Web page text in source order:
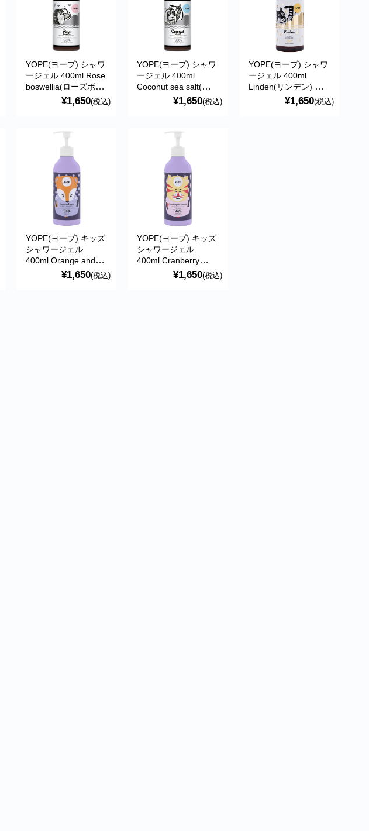
YOPE(ヨープ) シャワ
ージェル 400ml Rose
boswellia(ローズボス
ウェリア) 天然成分
¥1,650(税込)
YOPE(ヨープ) シャワ
ージェル 400ml
Coconut sea salt(ココ
ナッツシーソルト) 天
¥1,650(税込)
YOPE(ヨープ) シャワ
ージェル 400ml
Linden(リンデン) 天
然成分98％¥1,650(税込)
YOPE(ヨープ) キッズ
シャワージェル
400ml Orange and
apple(オレンジ＆アッ
プル) 天然成分94％
¥1,650(税込)
YOPE(ヨープ) キッズ
シャワージェル
400ml Cranberry
and lavender(クラン
ベリー＆ラベンダー)
¥1,650(税込)